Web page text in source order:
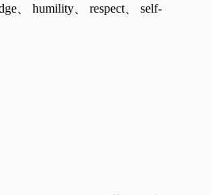
、 humility、 respect、 self-